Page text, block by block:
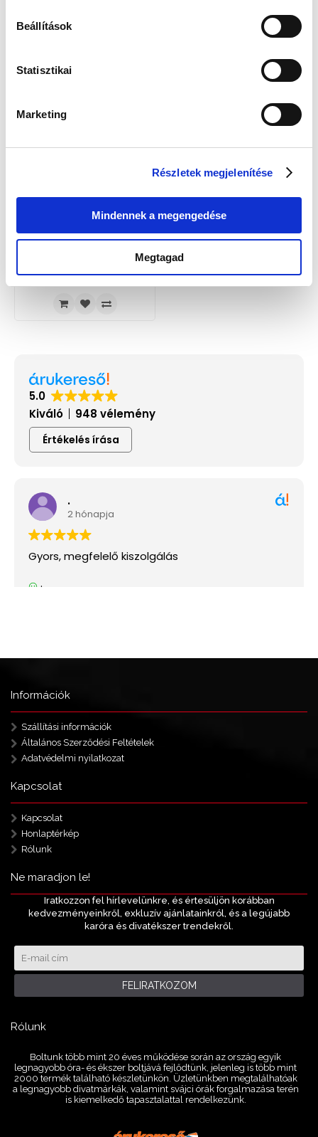
Beállítások
Statisztikai
Marketing
Részletek megjelenítése
Mindennek a megengedése
Megtagad
Válassz egyet, majd kattints a Kosárba gombra! Ha most kihagyod, a
Festina F20752/8 Női Karóra -
Információk
Szállítási információk
Általános Szerződési Feltételek
Adatvédelmi nyilatkozat
Kapcsolat
Kapcsolat
Honlaptérkép
Rólunk
Ne maradjon le!
Iratkozzon fel hírlevelünkre, és értesüljön korábban
kedvezményeinkről, exkluzív ajánlatainkról, és a legújabb
karóra és divatékszer trendekről.
FELIRATKOZOM
Rólunk
Boltunk több mint 20 éves működése során az ország egyik
legnagyobb óra- és ékszer boltjává fejlődtünk, jelenleg is több mint
2000 termék található készletünkön. Üzletünkben megtalálhatóak
a legnagyobb divatmárkák, valamint svájci órák forgalmazása terén
is kiemelkedő tapasztalattal rendelkezünk.